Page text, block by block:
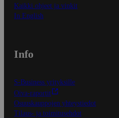
Kaikki ohjeet ja vinkit
In English
Info
S-Business yrityksille
Oiva-raportit
Osuuskauppojen yhteystiedot
Tilaus- ja toimitusehdot